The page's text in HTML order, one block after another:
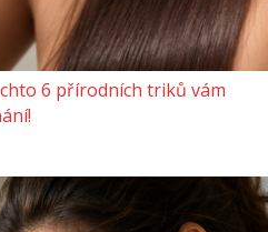
6 přírodních triků vám